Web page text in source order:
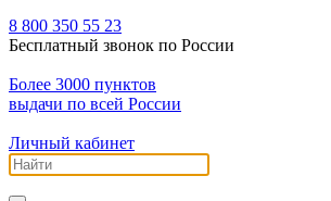
8 800 350 55 23
Бесплатный звонок по России
Более 3000 пунктов
выдачи по всей России
Личный кабинет